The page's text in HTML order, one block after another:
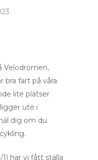
Velodromen,
bra fart på våra
lite platser
ute i
dig om du
har vi fått ställa